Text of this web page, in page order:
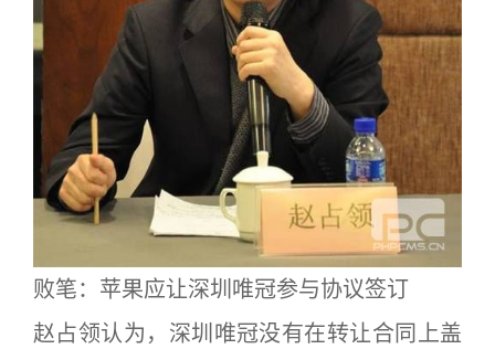
败笔：苹果应让深圳唯冠参与协议签订
赵占领认为，深圳唯冠没有在转让合同上盖